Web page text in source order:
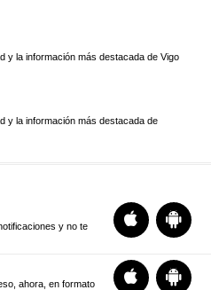
y la información más destacada de Vigo
y la información más destacada de
y no te
ahora, en formato